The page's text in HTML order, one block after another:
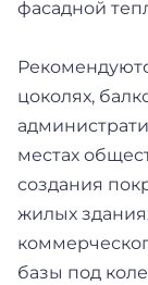
фасадной
цоколях,
местах
создания
жилых
базы под